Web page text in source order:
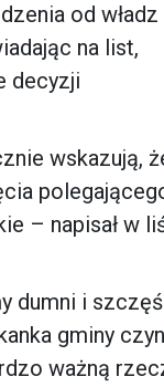
od władz
na list,
decyzji
wskazują,
– napisał w
dumni i
gminy
ważną